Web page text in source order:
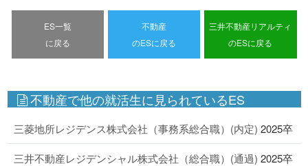
ES一覧
に戻る
不動産
のESに戻る
三井不動産リアルティ
のESに戻る
不動産で他の就活生に見られているES
三菱地所レジデンス株式会社（事務系総合職）(内定) 2025卒
三井不動産レジデンシャル株式会社（総合職）(通過) 2025卒